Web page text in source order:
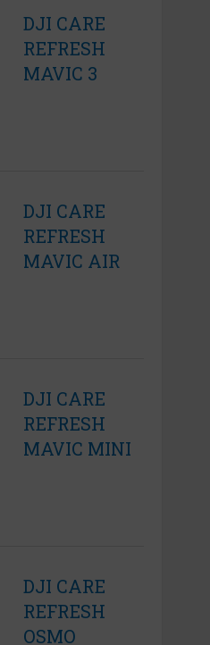
DJI CARE
REFRESH
MAVIC 3
DJI CARE
REFRESH
MAVIC AIR
DJI CARE
REFRESH
MAVIC MINI
DJI CARE
REFRESH
OSMO